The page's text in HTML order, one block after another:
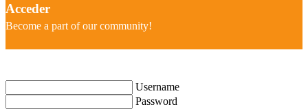
Acceder
Become a part of our community!
Username
Password